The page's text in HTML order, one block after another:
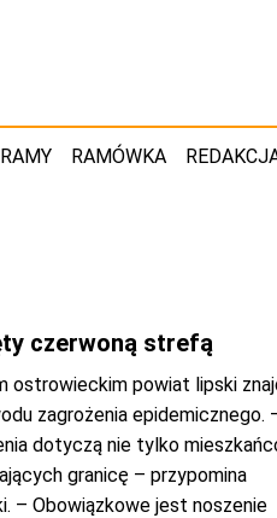
RAMÓWKA
czerwoną strefą
ostrowieckim powiat lipski
zagrożenia epidemicznego.
dotyczą nie tylko
granicę – przypomina
– Obowiązkowe jest noszenie